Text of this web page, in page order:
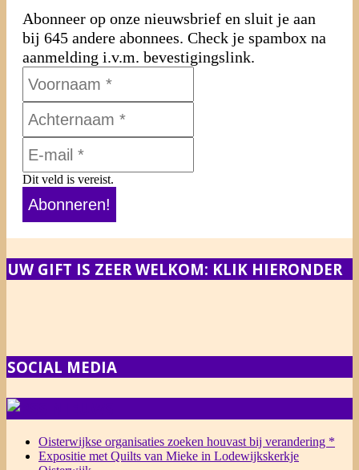
Abonneer op onze nieuwsbrief en sluit je aan
bij 645 andere abonnees. Check je spambox na
aanmelding i.v.m. bevestigingslink.
Dit veld is vereist.
UW GIFT IS ZEER WELKOM: KLIK HIERONDER
SOCIAL MEDIA
Oisterwijkse organisaties zoeken houvast bij verandering *
Expositie met Quilts van Mieke in Lodewijkskerkje